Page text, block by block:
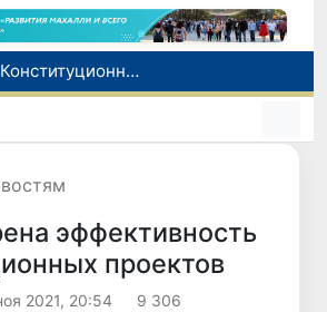
В Ташкенте задержали подозреваемых в распространении крупной партии наркотиков
В Узбекистане упростят назначение пенсий по инвалидности
эффективность
проектов
2021, 20:54 9 306